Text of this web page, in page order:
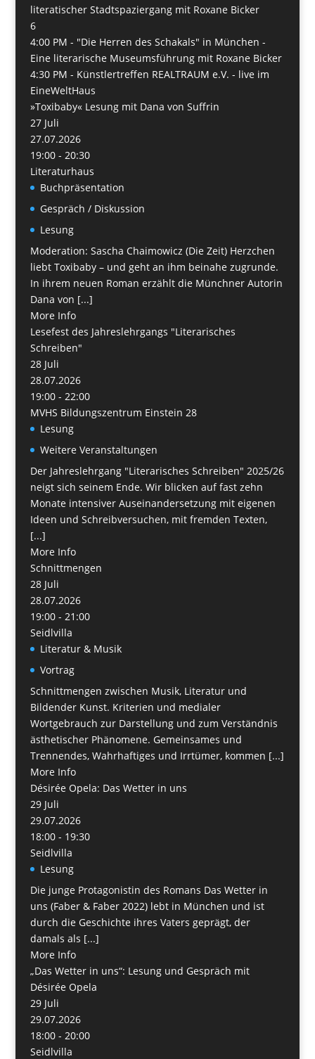
literatischer Stadtspaziergang mit Roxane Bicker
6
4:00 PM - "Die Herren des Schakals" in München -
Eine literarische Museumsführung mit Roxane Bicker
4:30 PM - Künstlertreffen REALTRAUM e.V. - live im
EineWeltHaus
»Toxibaby« Lesung mit Dana von Suffrin
27 Juli
27.07.2026
19:00 - 20:30
Literaturhaus
Buchpräsentation
Gespräch / Diskussion
Lesung
Moderation: Sascha Chaimowicz (Die Zeit) Herzchen
liebt Toxibaby – und geht an ihm beinahe zugrunde.
In ihrem neuen Roman erzählt die Münchner Autorin
Dana von [...]
More Info
Lesefest des Jahreslehrgangs "Literarisches
Schreiben"
28 Juli
28.07.2026
19:00 - 22:00
MVHS Bildungszentrum Einstein 28
Lesung
Weitere Veranstaltungen
Der Jahreslehrgang "Literarisches Schreiben" 2025/26
neigt sich seinem Ende. Wir blicken auf fast zehn
Monate intensiver Auseinandersetzung mit eigenen
Ideen und Schreibversuchen, mit fremden Texten,
[...]
More Info
Schnittmengen
28 Juli
28.07.2026
19:00 - 21:00
Seidlvilla
Literatur & Musik
Vortrag
Schnittmengen zwischen Musik, Literatur und
Bildender Kunst. Kriterien und medialer
Wortgebrauch zur Darstellung und zum Verständnis
ästhetischer Phänomene. Gemeinsames und
Trennendes, Wahrhaftiges und Irrtümer, kommen [...]
More Info
Désirée Opela: Das Wetter in uns
29 Juli
29.07.2026
18:00 - 19:30
Seidlvilla
Lesung
Die junge Protagonistin des Romans Das Wetter in
uns (Faber & Faber 2022) lebt in München und ist
durch die Geschichte ihres Vaters geprägt, der
damals als [...]
More Info
„Das Wetter in uns“: Lesung und Gespräch mit
Désirée Opela
29 Juli
29.07.2026
18:00 - 20:00
Seidlvilla